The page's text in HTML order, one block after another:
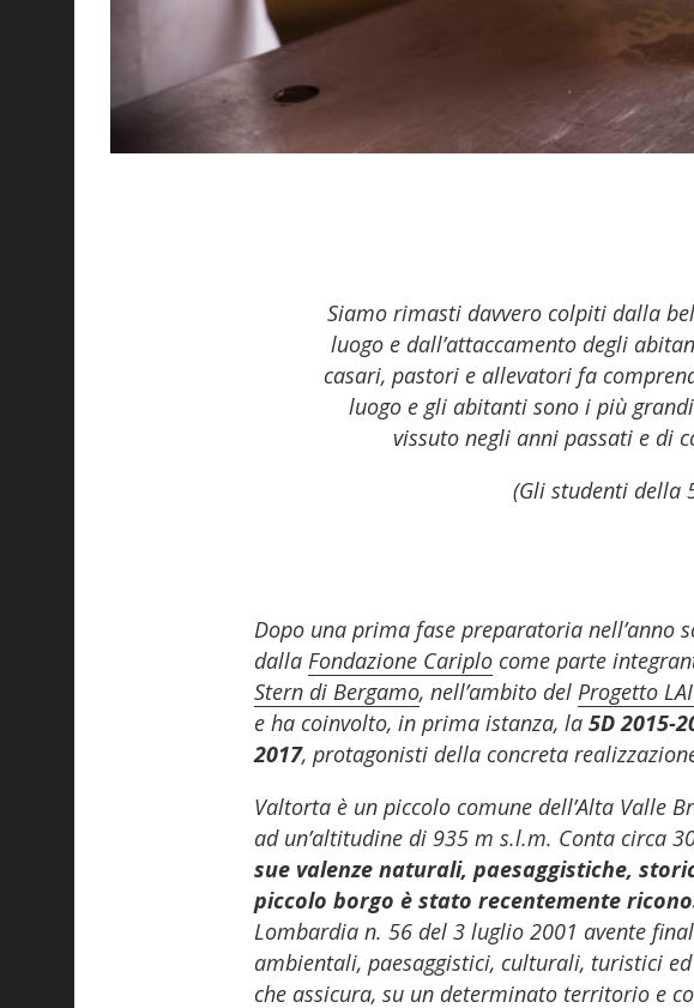
Siamo rimasti davvero colpiti dalla
luogo e dall’attaccamento degli
casari, pastori e allevatori fa
luogo e gli abitanti sono i più
vissuto negli anni passati e di
(Gli studenti della
Dopo una prima fase preparatoria nell’anno
dalla Fondazione Cariplo come parte
Stern di Bergamo, nell’ambito del Progetto
e ha coinvolto, in prima istanza, la 5D 2015-
2017, protagonisti della concreta
Valtorta è un piccolo comune dell’Alta Valle
ad un’altitudine di 935 m s.l.m. Conta circa
sue valenze naturali, paesaggistiche,
piccolo borgo è stato recentemente
Lombardia n. 56 del 3 luglio 2001 avente
ambientali, paesaggistici, culturali, turistici
che assicura, su un determinato territorio e